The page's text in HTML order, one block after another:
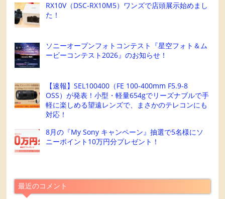
RX10V（DSC-RX10M5）ワンズで店頭展示始めまし
た！
ソニーオープンフォトコンテスト『星空フォト＆ム
ービーコンテスト2026』のお知らせ！
【速報】SEL100400（FE 100-400mm F5.9-8
OSS）が発表！小型・軽量654gでリーズナブルで手
軽に楽しめる望遠レンズで、まさかのテレコンにも
対応！
8月の『My Sony キャンペーン』抽選で5名様にソ
ニーポイント10万円分プレゼント！
最近のコメント